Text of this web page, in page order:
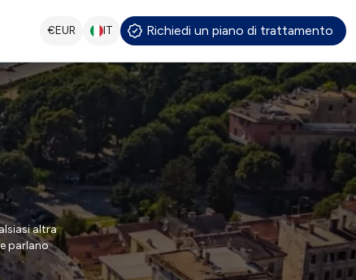
€EUR IT Richiedi un piano di trattamento
altra
parlano